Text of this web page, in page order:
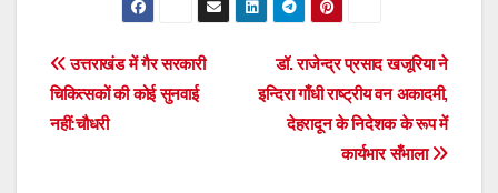
Post
navigation
डॉ. राजेन्‍द्र प्रसाद खजूरिया ने
इन्दिरा गाँधी राष्ट्रीय वन अकादमी,
देहरादून के निदेशक के रूप में
कार्यभार सँभाला
उत्तराखंड में गैर सरकारी
चिकित्सकों की कोई सुनवाई
नहीं:चौधरी